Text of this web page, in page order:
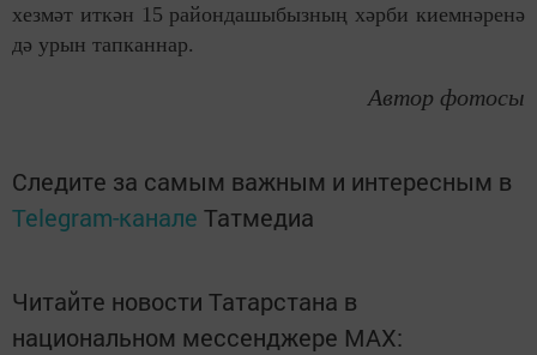
хезмәт иткән 15 райондашыбызның хәрби киемнәренә
дә урын тапканнар.
Автор фотосы
Следите за самым важным и интересным в
Telegram-канале Татмедиа
Читайте новости Татарстана в
национальном мессенджере MАХ: